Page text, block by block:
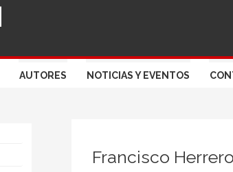
AUTORES NOTICIAS Y EVENTOS
Francisco